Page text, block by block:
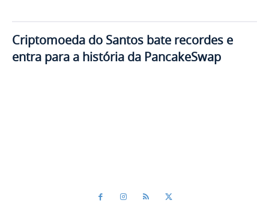
Criptomoeda do Santos bate recordes e
entra para a história da PancakeSwap